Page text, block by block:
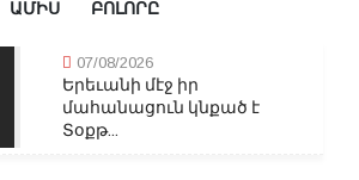
ԱՄԻՍ ԲՈԼՈՐԸ
07/08/2026
Երեւանի մէջ իր
մահանացուն կնքած է
Տօքթ...